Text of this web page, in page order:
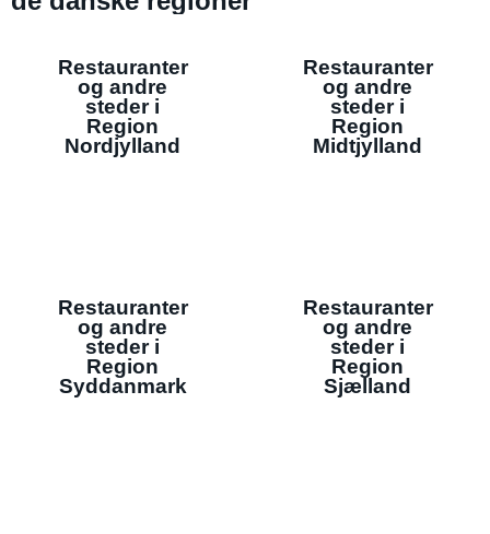
Restauranter
og andre
steder i
Region
Nordjylland
Restauranter
og andre
steder i
Region
Midtjylland
Restauranter
og andre
steder i
Region
Syddanmark
Restauranter
og andre
steder i
Region
Sjælland